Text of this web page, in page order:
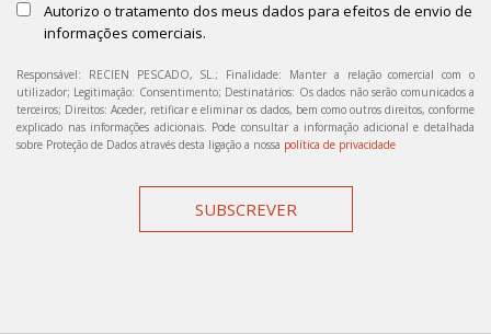
Autorizo o tratamento dos meus dados para efeitos de envio de
informações comerciais.
Responsável: RECIEN PESCADO, SL.; Finalidade: Manter a relação comercial com o
utilizador; Legitimação: Consentimento; Destinatários: Os dados não serão comunicados a
terceiros; Direitos: Aceder, retificar e eliminar os dados, bem como outros direitos, conforme
explicado nas informações adicionais. Pode consultar a informação adicional e detalhada
sobre Proteção de Dados através desta ligação a nossa política de privacidade
SUBSCREVER